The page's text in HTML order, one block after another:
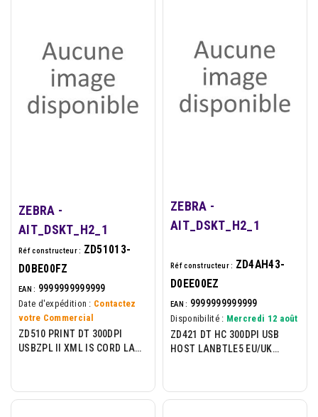
ZEBRA -
AIT_DSKT_H2_1
Réf constructeur : ZD51013-
D0BE00FZ
EAN : 9999999999999
Date d'expédition : Contactez
votre Commercial
ZD510 PRINT DT 300DPI
USBZPL II XML IS CORD LAN
ZEBRA -
AIT_DSKT_H2_1
Réf constructeur : ZD4AH43-
D0EE00EZ
EAN : 9999999999999
Disponibilité : Mercredi 12 août
ZD421 DT HC 300DPI USB
HOST LANBTLE5 EU/UK